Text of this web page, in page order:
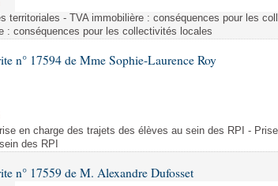
territoriales - TVA immobilière : conséquences pour les
: conséquences pour les collectivités locales
n° 17594 de Mme Sophie-Laurence Roy
en charge des trajets des élèves au sein des RPI -
des RPI
n° 17559 de M. Alexandre Dufosset